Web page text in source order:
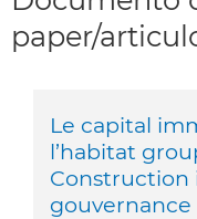
paper/
Le capital
l’habitat
Construction
gouvernance